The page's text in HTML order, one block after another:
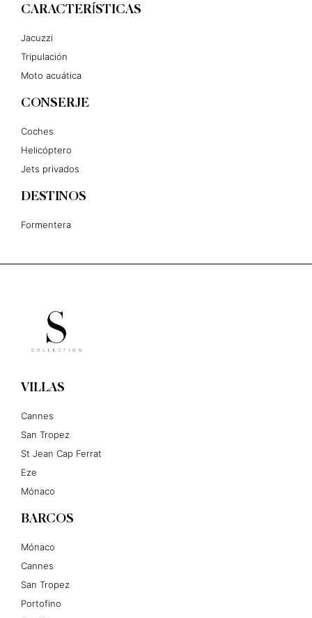
CARACTERÍSTICAS
Jacuzzi
Tripulación
Moto acuática
CONSERJE
Coches
Helicóptero
Jets privados
DESTINOS
Formentera
VILLAS
Cannes
San Tropez
St Jean Cap Ferrat
Eze
Mónaco
BARCOS
Mónaco
Cannes
San Tropez
Portofino